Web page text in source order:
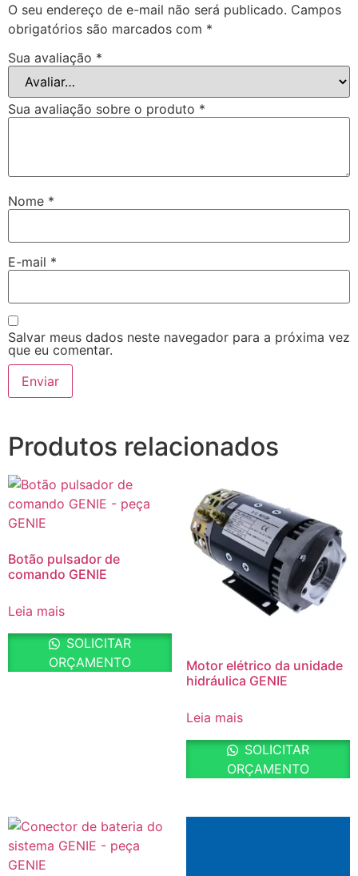
O seu endereço de e-mail não será publicado. Campos
obrigatórios são marcados com *
Sua avaliação *
Sua avaliação sobre o produto *
Nome *
E-mail *
Salvar meus dados neste navegador para a próxima vez
que eu comentar.
Produtos relacionados
Botão pulsador de
comando GENIE
Leia mais
SOLICITAR
ORÇAMENTO
Motor elétrico da unidade
hidráulica GENIE
Leia mais
SOLICITAR
ORÇAMENTO